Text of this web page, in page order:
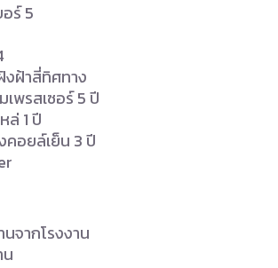
ร์ 5
งฝ้าสี่ทิศทาง
พรสเซอร์ 5 ปี
ล่ 1 ปี
คอยล์เย็น 3 ปี
จากโรงงาน